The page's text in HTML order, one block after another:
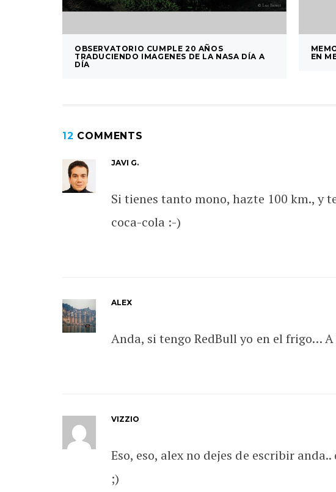
OBSERVATORIO CUMPLE 20 AÑOS
TRADUCIENDO IMAGENES DE LA NASA DÍA A
DÍA
EN
12 COMMENTS
JAVI G.
Si tienes tanto mono, hazte 100 km., y
coca-cola :-)
ALEX
Anda, si tengo RedBull yo en el frigo… A
VIZZIO
Eso, eso, alex no dejes de escribir
;)